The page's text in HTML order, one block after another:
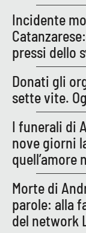
Incidente
pressi dello
Donati gli
sette vite.
I funerali di
nove giorni
quell’amore
Morte di
parole: alla
del network